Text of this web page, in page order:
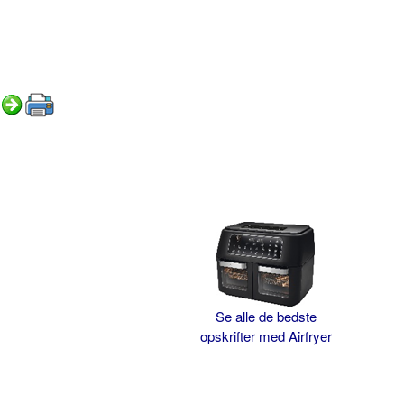
Se alle de bedste
opskrifter med Airfryer